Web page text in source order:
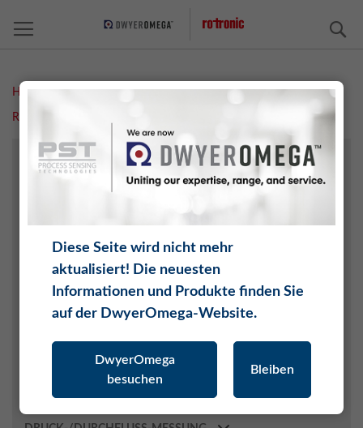
Home Measurement Solutions
ROLINE Spezialmessgeräte
FEUCHTE
WASSERAKTIVITÄT
TAUPUNKT
MONITORING SYSTEM (RMS)
Diese Seite wird nicht mehr
aktualisiert! Die neuesten
Informationen und Produkte finden Sie
auf der DwyerOmega-Website.
DwyerOmega
besuchen
Bleiben